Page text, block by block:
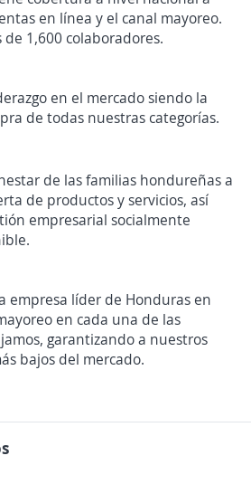
en línea y el canal mayoreo.
1,600 colaboradores.
en el mercado siendo la
de todas nuestras categorías.
de las familias hondureñas a
de productos y servicios, así
empresarial socialmente
empresa líder de Honduras en
en cada una de las
garantizando a nuestros
bajos del mercado.